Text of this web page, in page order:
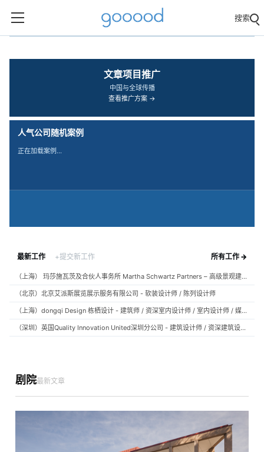
搜索
文章项目推广
中国与全球传播
查看推广方案 →
人气公司随机案例
正在加载案例…
最新工作 +提交新工作 所有工作 →
（上海） 玛莎施瓦茨及合伙人事务所 Martha Schwartz Partners – 高级景观建筑师 Senior Landscape Designer / 景观建筑师 Landscape Designer
（北京）北京艾派斯展览展示服务有限公司 - 软装设计师 / 陈列设计师
（上海）dongqi Design 栋栖设计 - 建筑师 / 资深室内设计师 / 室内设计师 / 媒体及公共关系主管 / 设计实习生（常年招聘）
（深圳）英国Quality Innovation United深圳分公司 - 建筑设计师 / 资深建筑设计师 / 室内设计师 / 设计实习生
剧院最新文章